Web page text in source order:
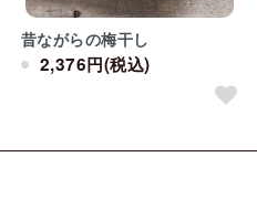
昔ながらの梅干し
2,376円(税込)